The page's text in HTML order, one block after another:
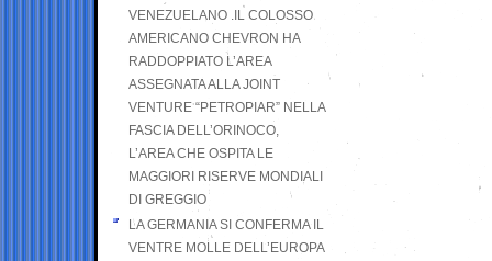
VENEZUELANO .IL COLOSSO
AMERICANO CHEVRON HA
RADDOPPIATO L’AREA
ASSEGNATA ALLA JOINT
VENTURE “PETROPIAR” NELLA
FASCIA DELL’ORINOCO,
L’AREA CHE OSPITA LE
MAGGIORI RISERVE MONDIALI
DI GREGGIO
LA GERMANIA SI CONFERMA IL
VENTRE MOLLE DELL’EUROPA